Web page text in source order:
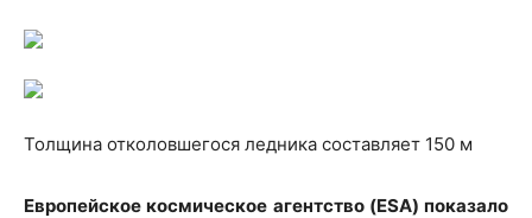
Толщина отколовшегося ледника составляет 150 м
Европейское космическое агентство (ESA) показало